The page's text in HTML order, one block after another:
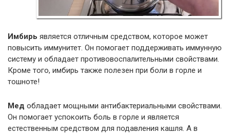
Имбирь является отличным средством, которое может
повысить иммунитет. Он помогает поддерживать иммунную
систему и обладает противовоспалительными свойствами.
Кроме того, имбирь также полезен при боли в горле и
тошноте!
Мед обладает мощными антибактериальными свойствами.
Он помогает успокоить боль в горле и является
естественным средством для подавления кашля. А в